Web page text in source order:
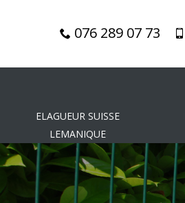
076 289 07 73
ELAGUEUR SUISSE
LEMANIQUE